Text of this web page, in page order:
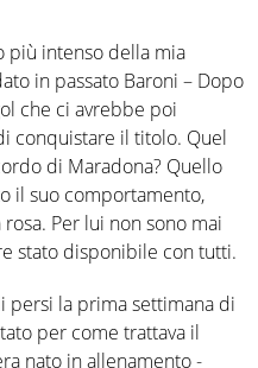
più intenso della mia
in passato Baroni – Dopo
che ci avrebbe poi
conquistare il titolo. Quel
di Maradona? Quello
il suo comportamento,
Per lui non sono mai
stato disponibile con tutti.
persi la prima settimana di
per come trattava il
nato in allenamento -